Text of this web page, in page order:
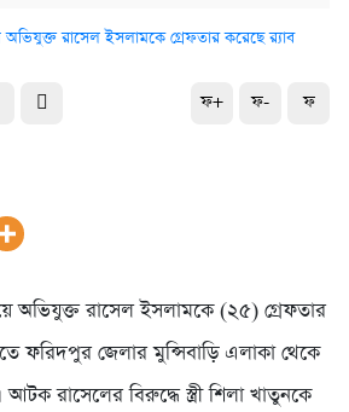
ফ+ ফ- ফ
অভিযুক্ত রাসেল ইসলামকে (২৫) গ্রেফতার
ফরিদপুর জেলার মুন্সিবাড়ি এলাকা থেকে
রাসেলের বিরুদ্ধে স্ত্রী শিলা খাতুনকে